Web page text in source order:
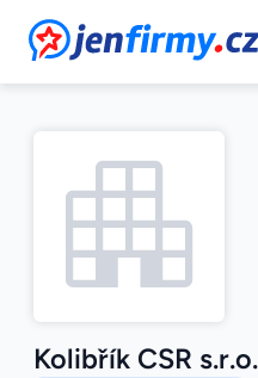
JenFirmy.cz
Kolibřík CSR s.r.o.